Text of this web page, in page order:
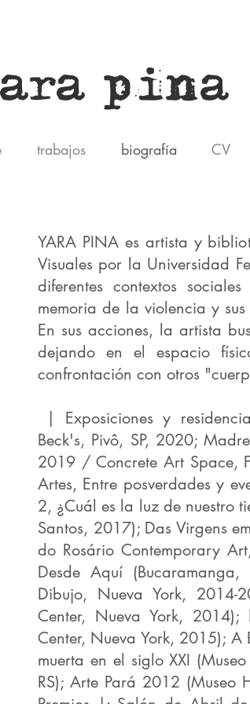
pina
trabajos biografía CV
YARA PINA es artista y
Visuales por la Universidad
diferentes contextos
memoria de la violencia y
En sus acciones, la artista
dejando en el espacio
confrontación con otros
| Exposiciones y
Beck's, Pivô, SP, 2020;
2019 / Concrete Art Space,
Artes, Entre posverdades y
2, ¿Cuál es la luz de nuestro
Santos, 2017); Das Virgens
do Rosário Contemporary
Desde Aquí
Dibujo, Nueva York,
Center, Nueva York,
Center, Nueva York, 2015);
muerta en el siglo XXI
RS); Arte Pará 2012 (Museo